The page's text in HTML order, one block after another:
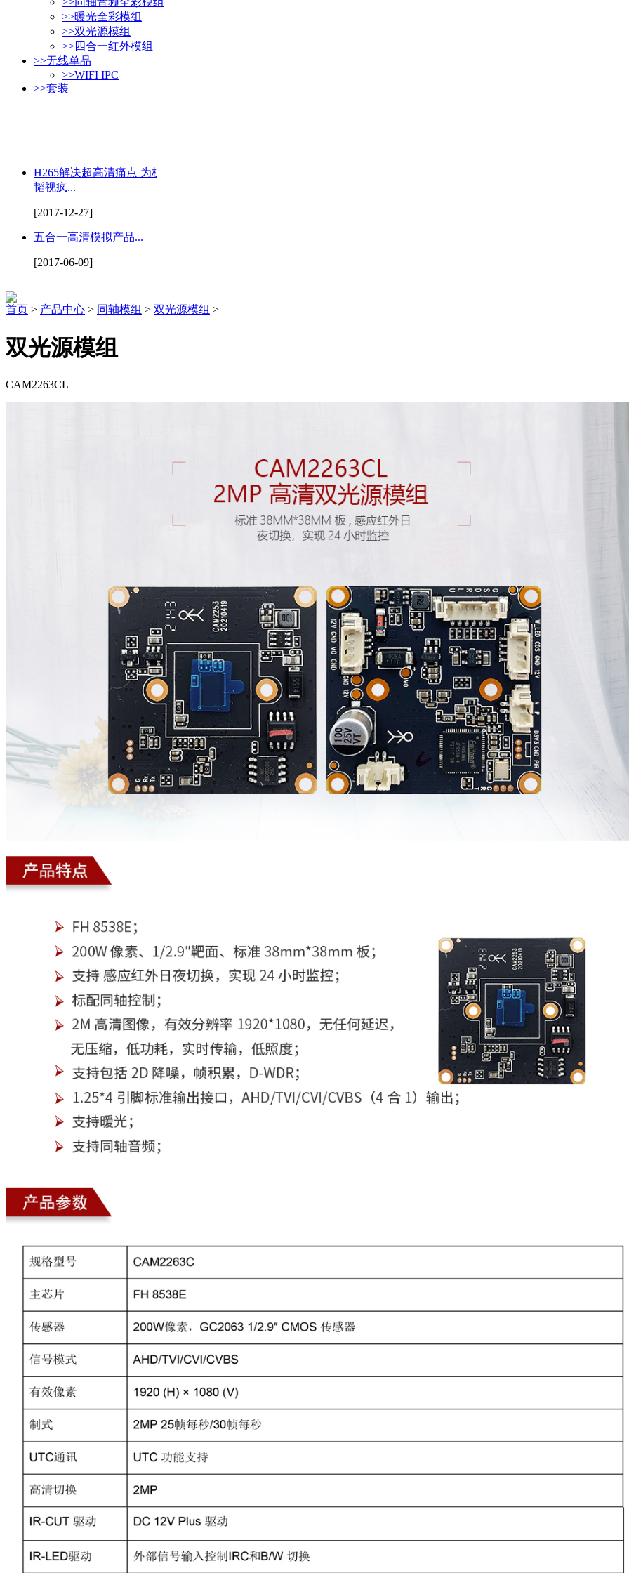
>>暖光全彩模组
>>双光源模组
>>四合一红外模组
>>无线单品
>>WIFI IPC
>>套装
H265解决超高清痛点 为杭州
韬视疯...
[2017-12-27]
五合一高清模拟产品...
[2017-06-09]
首页 > 产品中心 > 同轴模组 > 双光源模组 >
双光源模组
CAM2263CL